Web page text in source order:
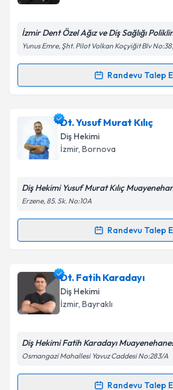
Kişisel verilerimin işlenmesine
Metni'ni okudum ve kişisel
Takvim Talebini
İzmir Dent Özel Ağız ve Diş Sağlığı
Yunus Emre, Şht. Pilot Volkan Koçyiğit Blv
Randevu Talep
Randevu Takvimi Talebi
Dt. Ayça Mergen Akar için
oluşturun. Size bu uzmandan
takvim hazırlandığında e-posta ile
Kişisel verilerimin işlenmesine
Metni'ni okudum ve kişisel
Takvim Talebini
Dt. Yusuf Murat Kılıç
Diş Hekimi
İzmir, Bornova
Diş Hekimi Yusuf Murat Kılıç
Erzene, 85. Sk. No:10A
Randevu Talep
Randevu Takvimi Talebi
Dt. Yusuf Murat Kılıçiçin randevu
oluşturun. Size bu uzmandan
takvim hazırlandığında e-posta ile
Kişisel verilerimin işlenmesine
Dt. Fatih Karadayı
Diş Hekimi
İzmir, Bayraklı
Diş Hekimi Fatih Karadayı
Osmangazi Mahallesi Yavuz Caddesi No:283/A
Randevu Talep